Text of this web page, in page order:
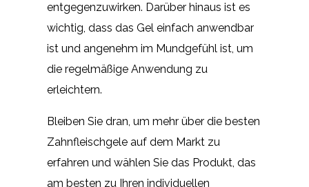
entgegenzuwirken. Darüber hinaus ist es
wichtig, dass das Gel einfach anwendbar
ist und angenehm im Mundgefühl ist, um
die regelmäßige Anwendung zu
erleichtern.
Bleiben Sie dran, um mehr über die besten
Zahnfleischgele auf dem Markt zu
erfahren und wählen Sie das Produkt, das
am besten zu Ihren individuellen